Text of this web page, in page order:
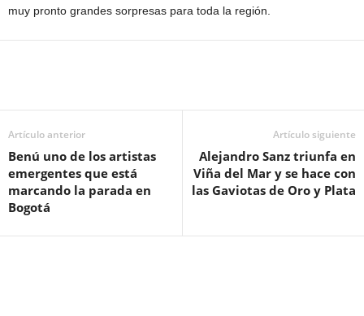
muy pronto grandes sorpresas para toda la región.
Artículo anterior
Benú uno de los artistas
emergentes que está
marcando la parada en
Bogotá
Artículo siguiente
Alejandro Sanz triunfa en
Viña del Mar y se hace con
las Gaviotas de Oro y Plata